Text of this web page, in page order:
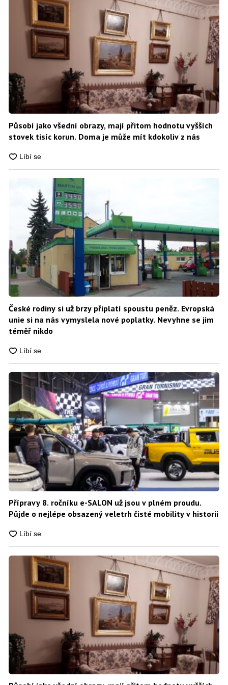
Působí jako všední obrazy, mají přitom hodnotu vyšších
stovek tisíc korun. Doma je může mít kdokoliv z nás
České rodiny si už brzy připlatí spoustu peněz. Evropská
unie si na nás vymyslela nové poplatky. Nevyhne se jim
téměř nikdo
Přípravy 8. ročníku e-SALON už jsou v plném proudu.
Půjde o nejlépe obsazený veletrh čisté mobility v historii